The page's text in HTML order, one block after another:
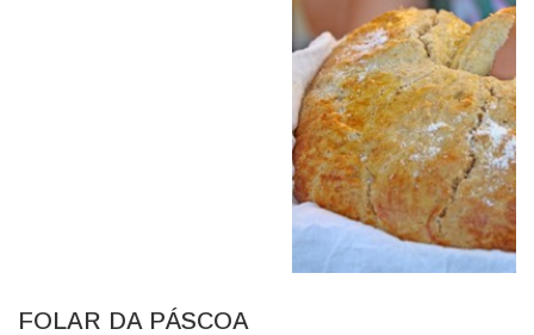
FOLAR DA PÁSCOA